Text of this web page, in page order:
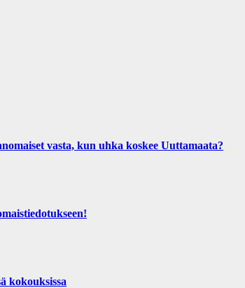
vasta, kun uhka koskee Uuttamaata?
kokouksissa